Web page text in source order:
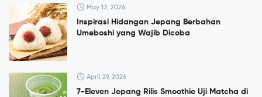
May 13, 2026
Inspirasi Hidangan Jepang Berbahan
Umeboshi yang Wajib Dicoba
April 29, 2026
7-Eleven Jepang Rilis Smoothie Uji Matcha di